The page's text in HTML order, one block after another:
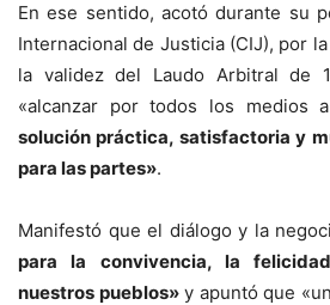
En ese sentido, acotó durante su
Internacional de Justicia (CIJ), por
la validez del Laudo Arbitral de
«alcanzar por todos los medios
solución práctica, satisfactoria y
para las partes».
Manifestó que el diálogo y la
para la convivencia, la
nuestros pueblos»y apuntó que